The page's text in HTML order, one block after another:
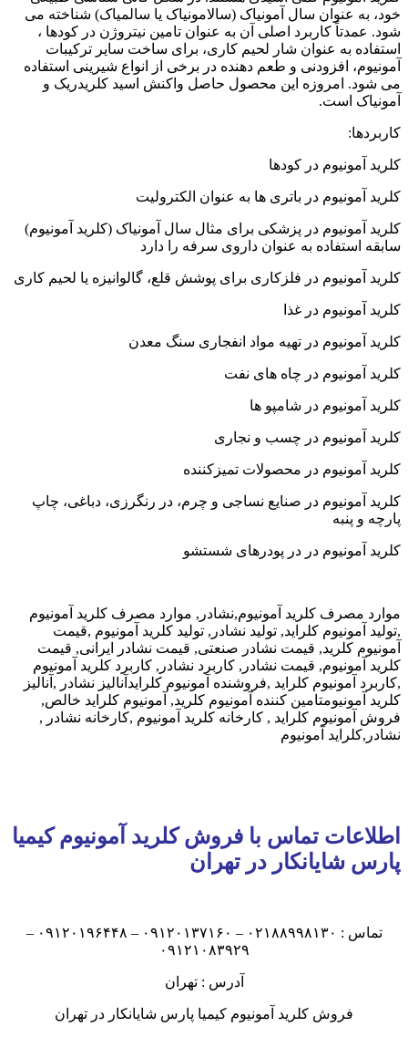
سال آمونیاک (سالامونیاک یا سالمیاک) شناخته می
اصلی آن به عنوان تامین نیتروژن در کودها ،
عنوان شار لحیم کاری، برای ساخت سایر ترکیبات
و طعم دهنده در برخی از انواع شیرینی استفاده
این محصول حاصل واکنش اسید کلریدریک و
در کودها
در باتری ها به عنوان الکترولیت
در پزشکی برای مثال سال آمونیاک (کلرید آمونیوم)
به عنوان داروی سرفه را دارد
در فلزکاری برای پوشش قلع، گالوانیزه یا لحیم کاری
در غذا
در تهیه مواد انفجاری سنگ معدن
در چاه های نفت
در شامپو ها
در چسب و نجاری
در محصولات تمیزکننده
در صنایع نساجی و چرم، در رنگرزی، دباغی، چاپ
در در پودرهای شستشو
کلرید آمونیوم,نشادر, موارد مصرف کلرید آمونیوم
کلراید, تولید نشادر, تولید کلرید آمونیوم ,قیمت
قیمت نشادر صنعتی, قیمت نشادر ایرانی, قیمت
قیمت نشادر, کاربرد نشادر, کاربرد کلرید آمونیوم
کلراید ,فروشنده آمونیوم کلرایدآنالیز نشادر ,آنالیز
کننده آمونیوم کلرید, آمونیوم کلراید خالص,
کلراید , کارخانه کلرید آمونیوم ,کارخانه نشادر ,
آمونیوم
تماس با فروش کلرید آمونیوم کیمیا
در تهران
تماس : ۰۲۱۸۸۹۹۸۱۳۰ – ۰۹۱۲۰۱۳۷۱۶۰ – ۰۹۱۲۰۱۹۶۴۴۸ –
۰۹۱۲۱۰۸۳۹۲۹
آدرس : تهران
کلرید آمونیوم کیمیا پارس شایانکار در تهران